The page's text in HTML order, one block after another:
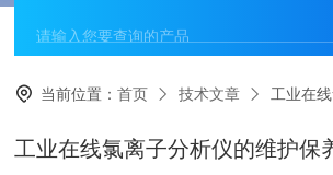
当前位置：首页 技术文章 工业在线
工业在线氯离子分析仪的维护保